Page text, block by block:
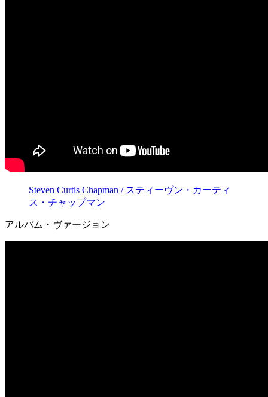
Steven Curtis Chapman / スティーヴン・カーティ
ス・チャップマン
アルバム・ヴァージョン